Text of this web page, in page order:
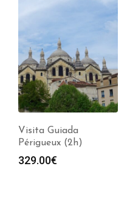
Visita Guiada
Périgueux (2h)
329.00€